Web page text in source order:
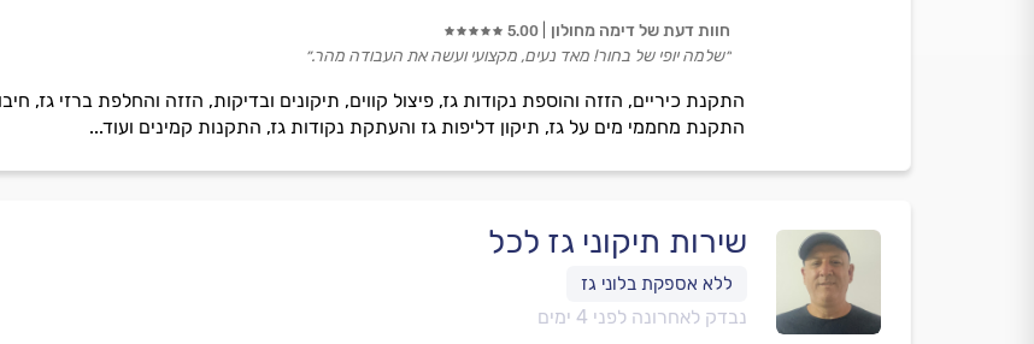
התקנת כיריים, הזזה והוספת נקודות גז, פיצול קווים, תיקונים ובדיקות, הזזה והחלפת ברזי גז,
התקנת מחממי מים על גז, תיקון דליפות גז והעתקת נקודות גז, התקנות קמינים ועוד...
חוות דעת של דימה מחולון 5.00
״שלמה יופי של בחור! מאד נעים, מקצועי ועשה את העבודה מהר.״
שירות תיקוני גז לכל
נבדק לאחרונה לפני 4 ימים